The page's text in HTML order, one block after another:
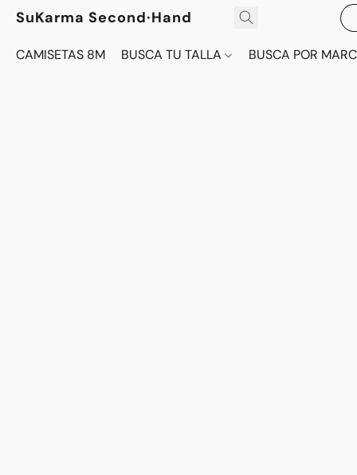
SuKarma Second·Hand
CAMISETAS 8M BUSCA TU TALLA BUSCA POR